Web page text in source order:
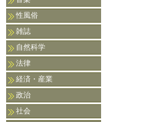
性風俗
雑誌
自然科学
法律
経済・産業
政治
社会